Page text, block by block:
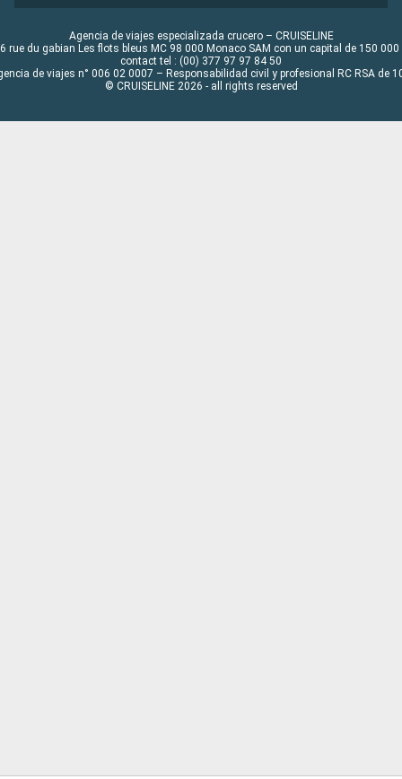
Agencia de viajes especializada crucero – CRUISELINE
rue du gabian Les flots bleus MC 98 000 Monaco SAM con un capital de 150 000
contact tel : (00) 377 97 97 84 50
de viajes n° 006 02 0007 – Responsabilidad civil y profesional RC RSA de
© CRUISELINE 2026 - all rights reserved